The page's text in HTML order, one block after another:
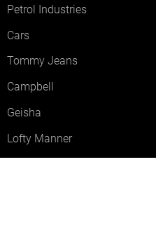
Petrol Industries
Cars
Tommy Jeans
Campbell
Geisha
Lofty Manner